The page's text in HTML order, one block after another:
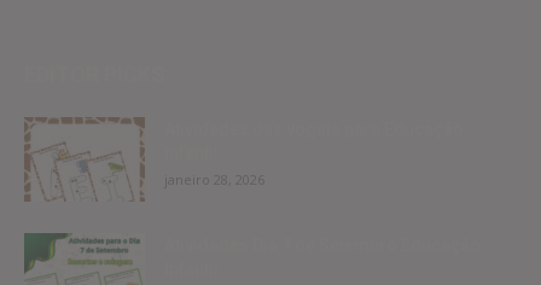
janeiro 28, 2026